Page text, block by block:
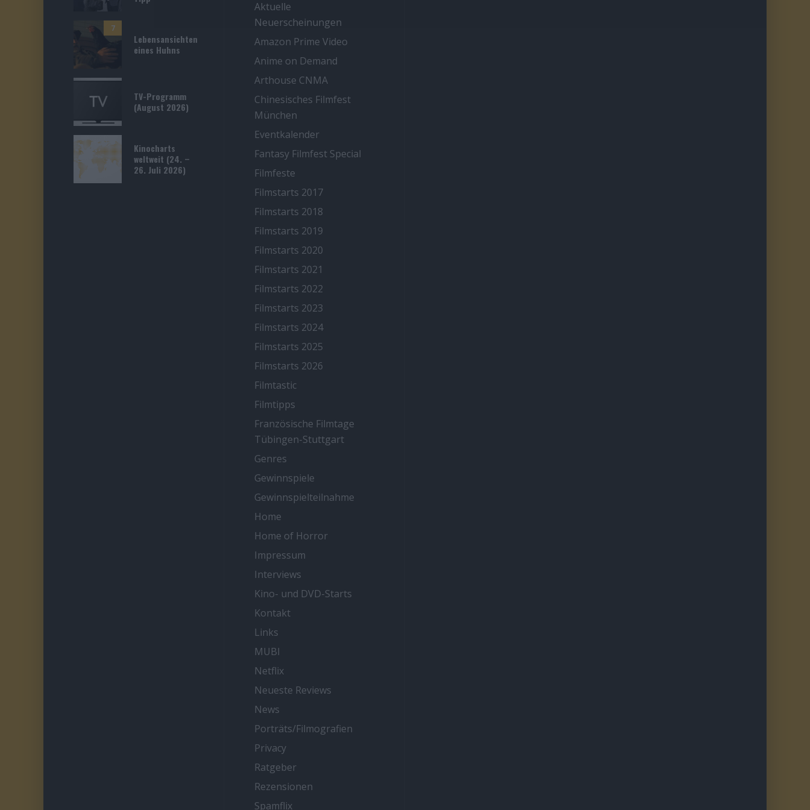
7
Lebensansichten
eines Huhns
TV-Programm
(August 2026)
Kinocharts
weltweit (24. –
26. Juli 2026)
Aktuelle
Neuerscheinungen
Amazon Prime Video
Anime on Demand
Arthouse CNMA
Chinesisches Filmfest
München
Eventkalender
Fantasy Filmfest Special
Filmfeste
Filmstarts 2017
Filmstarts 2018
Filmstarts 2019
Filmstarts 2020
Filmstarts 2021
Filmstarts 2022
Filmstarts 2023
Filmstarts 2024
Filmstarts 2025
Filmstarts 2026
Filmtastic
Filmtipps
Französische Filmtage
Tübingen-Stuttgart
Genres
Gewinnspiele
Gewinnspielteilnahme
Home
Home of Horror
Impressum
Interviews
Kino- und DVD-Starts
Kontakt
Links
MUBI
Netflix
Neueste Reviews
News
Porträts/Filmografien
Privacy
Ratgeber
Rezensionen
Spamflix